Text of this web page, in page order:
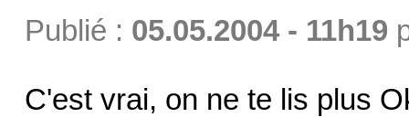
Publié : 05.05.2004 - 11h19
C'est vrai, on ne te lis plus